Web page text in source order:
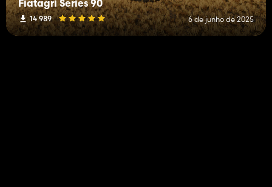
Fiatagri Series 90
14 989 6 de junho de 2025